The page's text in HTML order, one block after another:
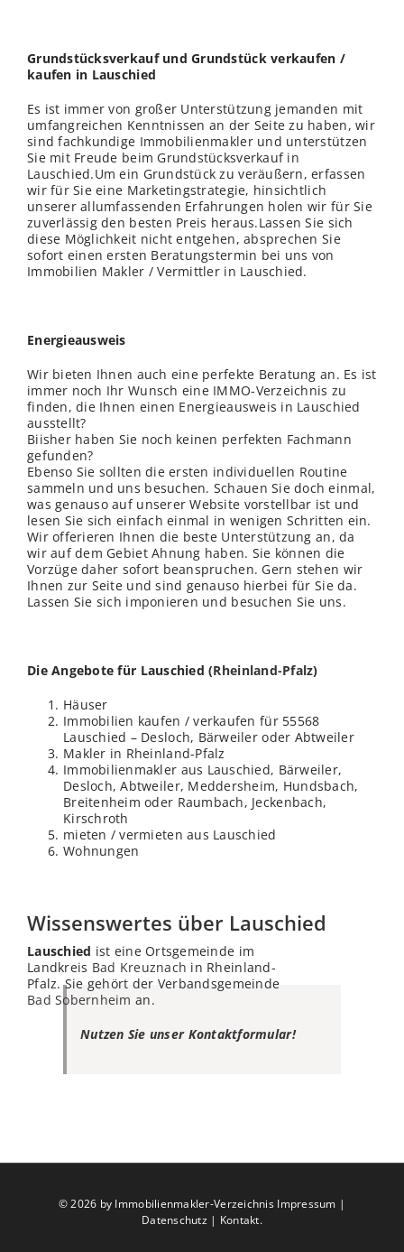
Grundstücksverkauf und Grundstück verkaufen /
kaufen in Lauschied
Es ist immer von großer Unterstützung jemanden mit
umfangreichen Kenntnissen an der Seite zu haben, wir
sind fachkundige Immobilienmakler und unterstützen
Sie mit Freude beim Grundstücksverkauf in
Lauschied.Um ein Grundstück zu veräußern, erfassen
wir für Sie eine Marketingstrategie, hinsichtlich
unserer allumfassenden Erfahrungen holen wir für Sie
zuverlässig den besten Preis heraus.Lassen Sie sich
diese Möglichkeit nicht entgehen, absprechen Sie
sofort einen ersten Beratungstermin bei uns von
Immobilien Makler / Vermittler in Lauschied.
Energieausweis
Wir bieten Ihnen auch eine perfekte Beratung an. Es ist
immer noch Ihr Wunsch eine IMMO-Verzeichnis zu
finden, die Ihnen einen Energieausweis in Lauschied
ausstellt?
Biisher haben Sie noch keinen perfekten Fachmann
gefunden?
Ebenso Sie sollten die ersten individuellen Routine
sammeln und uns besuchen. Schauen Sie doch einmal,
was genauso auf unserer Website vorstellbar ist und
lesen Sie sich einfach einmal in wenigen Schritten ein.
Wir offerieren Ihnen die beste Unterstützung an, da
wir auf dem Gebiet Ahnung haben. Sie können die
Vorzüge daher sofort beanspruchen. Gern stehen wir
Ihnen zur Seite und sind genauso hierbei für Sie da.
Lassen Sie sich imponieren und besuchen Sie uns.
Die Angebote für Lauschied (Rheinland-Pfalz)
Häuser
Immobilien kaufen / verkaufen für 55568
Lauschied – Desloch, Bärweiler oder Abtweiler
Makler in Rheinland-Pfalz
Immobilienmakler aus Lauschied, Bärweiler,
Desloch, Abtweiler, Meddersheim, Hundsbach,
Breitenheim oder Raumbach, Jeckenbach,
Kirschroth
mieten / vermieten aus Lauschied
Wohnungen
Wissenswertes über Lauschied
Lauschied ist eine Ortsgemeinde im
Landkreis Bad Kreuznach in Rheinland-
Pfalz. Sie gehört der Verbandsgemeinde
Bad Sobernheim an.
Nutzen Sie unser Kontaktformular!
©2026 by Immobilienmakler-Verzeichnis Impressum |
Datenschutz| Kontakt.